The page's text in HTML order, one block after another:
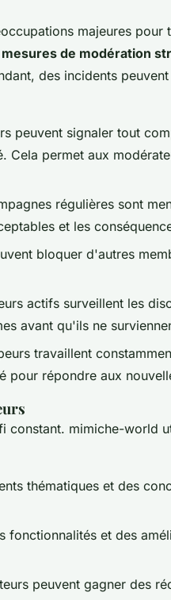
majeures pour
mesures de modération
des incidents
peuvent signaler tout
Cela permet aux
régulières sont
et les
bloquer d'autres
actifs surveillent les
avant qu'ils ne
travaillent
pour répondre aux
constant. mimiche-world
thématiques et des
fonctionnalités et des
peuvent gagner des